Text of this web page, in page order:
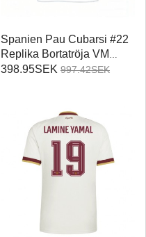
Spanien Pau Cubarsi #22
Replika Bortatröja VM
2026 Kortärmad
398.95SEK 997.42SEK